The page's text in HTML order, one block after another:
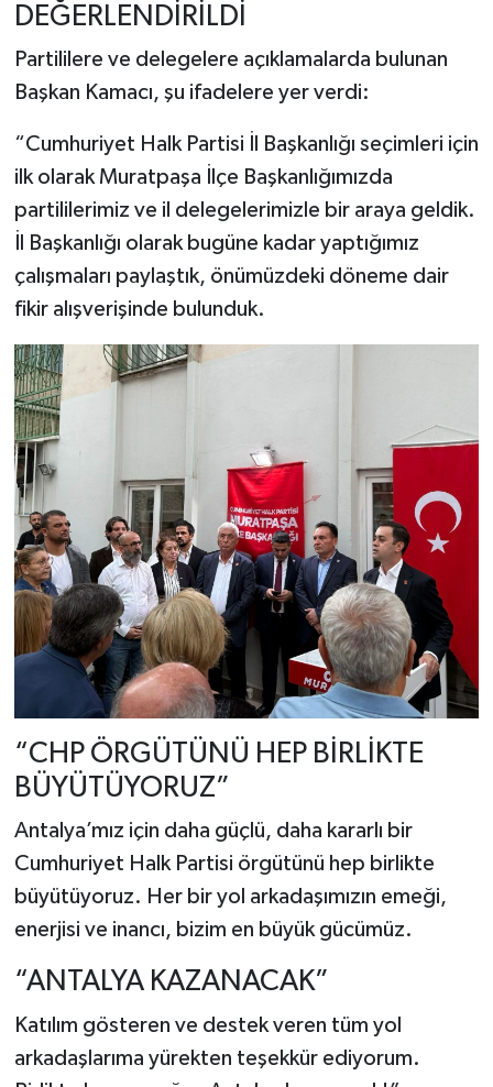
DEĞERLENDİRİLDİ
Partililere ve delegelere açıklamalarda bulunan
Başkan Kamacı, şu ifadelere yer verdi:
“Cumhuriyet Halk Partisi İl Başkanlığı seçimleri için
ilk olarak Muratpaşa İlçe Başkanlığımızda
partililerimiz ve il delegelerimizle bir araya geldik.
İl Başkanlığı olarak bugüne kadar yaptığımız
çalışmaları paylaştık, önümüzdeki döneme dair
fikir alışverişinde bulunduk.
“CHP ÖRGÜTÜNÜ HEP BİRLİKTE
BÜYÜTÜYORUZ”
Antalya’mız için daha güçlü, daha kararlı bir
Cumhuriyet Halk Partisi örgütünü hep birlikte
büyütüyoruz. Her bir yol arkadaşımızın emeği,
enerjisi ve inancı, bizim en büyük gücümüz.
“ANTALYA KAZANACAK”
Katılım gösteren ve destek veren tüm yol
arkadaşlarıma yürekten teşekkür ediyorum.